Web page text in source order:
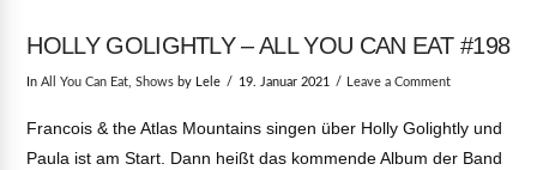
HOLLY GOLIGHTLY – ALL YOU CAN EAT #198
InAll You Can Eat ,Shows by Lele 19. Januar 2021 Leave a Comment
Francois & the Atlas Mountains singen über Holly Golightly und
Paula ist am Start. Dann heißt das kommende Album der Band